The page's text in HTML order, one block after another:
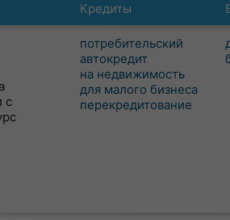
Кредиты
потребительский
автокредит
на недвижимость
для малого бизнеса
перекредитование
с